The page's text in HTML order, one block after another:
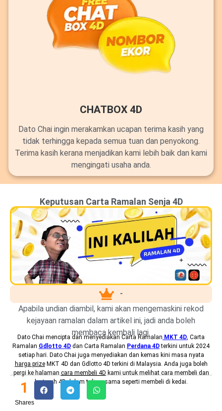
CHATBOX 4D
Dato Chai ingin merakamkan ucapan terima kasih yang
tidak terhingga kepada semua tuan dan penyokong.
Terima kasih kerana menjadikan kami lebih baik dan kami
mengingati usaha anda.
Keputusan Carta Ramalan Senja 4D
-
Apabila undian diambil, kami akan mengemaskini rekod
kejayaan ramalan dalam artikel ini, jadi anda boleh
membaca kembali lagi.
Dato Chai mencipta dan menyediakan Carta Ramalan MKT 4D , Carta
Ramalan Gdlotto 4D dan Carta Ramalan Perdana 4Dterkini untuk 2024
setiap hari. Dato Chai juga menyediakan dan kemas kini masa nyata
harga prizeMKT 4D dan Gdlotto 4D terkini di Malaysia. Anda juga boleh
pergi ke halaman cara membeli 4D kami untuk melihat cara membeli dan
bertaruh 4D dalam talian, sama seperti membeli di kedai.
Shares
1